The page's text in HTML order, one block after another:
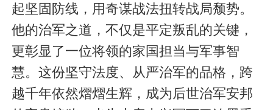
起坚固防线，用奇谋战法扭转战局颓势。
他的治军之道，不仅是平定叛乱的关键，
更彰显了一位将领的家国担当与军事智
慧。这份坚守法度、从严治军的品格，跨
越千年依然熠熠生辉，成为后世治军安邦